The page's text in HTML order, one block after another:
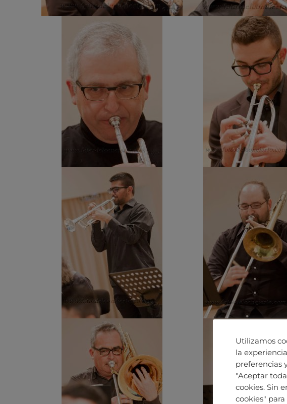
Utilizamos
la
preferencias
"Aceptar
cookies. Sin
cookies"